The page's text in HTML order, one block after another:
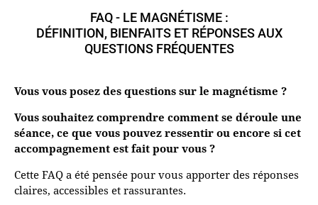
FAQ - LE MAGNÉTISME :
DÉFINITION, BIENFAITS ET RÉPONSES AUX
QUESTIONS FRÉQUENTES
Vous vous posez des questions sur le magnétisme ?
Vous souhaitez comprendre comment se déroule une
séance, ce que vous pouvez ressentir ou encore si cet
accompagnement est fait pour vous ?
Cette FAQ a été pensée pour vous apporter des réponses
claires, accessibles et rassurantes.